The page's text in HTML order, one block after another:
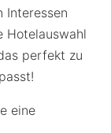
Interessen
Hotelauswahl
perfekt zu
eine